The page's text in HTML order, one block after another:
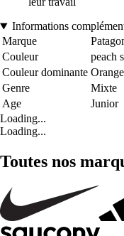
Informations
Marque
Couleur
peach
Couleur dominante Orange
Genre
Mixte
Age
Junior
Loading...
Loading...
Toutes nos